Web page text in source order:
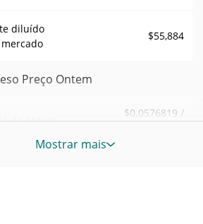
diluído
$55,884
Preço Ontem
de ontem
$0.0576819 /
Mostrar mais